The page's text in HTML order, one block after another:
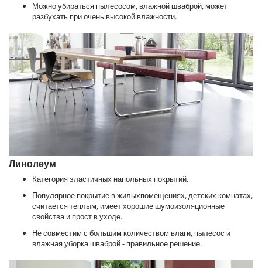
Можно убираться пылесосом, влажной шваброй, может
разбухать при очень высокой влажности.
Линолеум
Категория эластичных напольных покрытий.
Популярное покрытие в жилыхпомещениях, детских комнатах,
считается теплым, имеет хорошие шумоизоляционные
свойства и прост в уходе.
Не совместим с большим количеством влаги, пылесос и
влажная уборка шваброй - правильное решение.